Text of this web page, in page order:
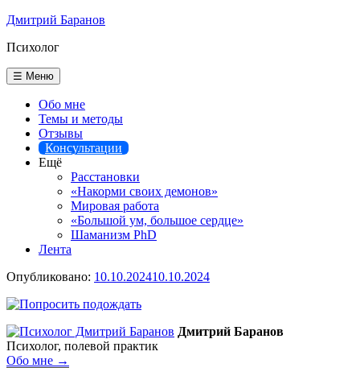
Перейти
содержимому
Дмитрий Баранов
Психолог
☰ Меню
Обо мне
Темы и методы
Отзывы
Консультации
Ещё
Расстановки
«Накорми своих демонов»
Мировая работа
«Большой ум, большое сердце»
Шаманизм PhD
Лента
Опубликовано: 10.10.202410.10.2024
Дмитрий Баранов
Психолог, полевой практик
Обо мне →